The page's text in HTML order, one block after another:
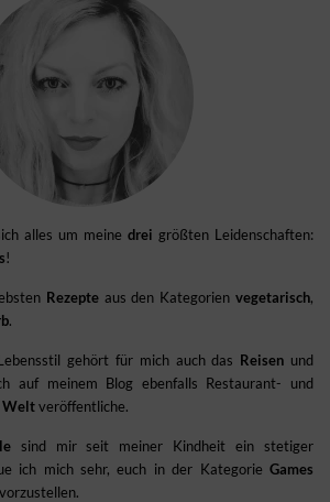
alles um meine drei größten Leidenschaften:
!
Rezepteaus den Kategorienvegetarisch,
.
gehört für mich auch das Reisen und
auf meinem Blog ebenfalls Restaurant- und
Weltveröffentliche.
sind mir seit meiner Kindheit ein stetiger
ich mich sehr, euch in der Kategorie Games